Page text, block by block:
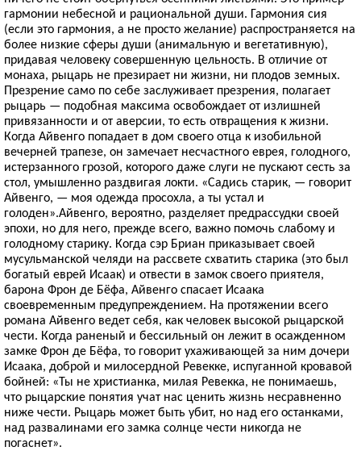
гармонии небесной и рациональной души. Гармония сия
(если это гармония, а не просто желание) распространяется на
более низкие сферы души (анимальную и вегетативную),
придавая человеку совершенную цельность. В отличие от
монаха, рыцарь не презирает ни жизни, ни плодов земных.
Презрение само по себе заслуживает презрения, полагает
рыцарь — подобная максима освобождает от излишней
привязанности и от аверсии, то есть отвращения к жизни.
Когда Айвенго попадает в дом своего отца к изобильной
вечерней трапезе, он замечает несчастного еврея, голодного,
истерзанного грозой, которого даже слуги не пускают сесть за
стол, умышленно раздвигая локти. «Садись старик, — говорит
Айвенго, — моя одежда просохла, а ты устал и
голоден».Айвенго, вероятно, разделяет предрассудки своей
эпохи, но для него, прежде всего, важно помочь слабому и
голодному старику. Когда сэр Бриан приказывает своей
мусульманской челяди на рассвете схватить старика (это был
богатый еврей Исаак) и отвести в замок своего приятеля,
барона Фрон де Бёфа, Айвенго спасает Исаака
своевременным предупреждением. На протяжении всего
романа Айвенго ведет себя, как человек высокой рыцарской
чести. Когда раненый и бессильный он лежит в осажденном
замке Фрон де Бёфа, то говорит ухаживающей за ним дочери
Исаака, доброй и милосердной Ревекке, испуганной кровавой
бойней: «Ты не христианка, милая Ревекка, не понимаешь,
что рыцарские понятия учат нас ценить жизнь несравненно
ниже чести. Рыцарь может быть убит, но над его останками,
над развалинами его замка солнце чести никогда не
погаснет».